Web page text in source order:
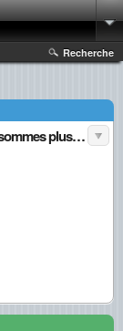
Recherche
Heureusement pour Boutin et Morano, nous ne sommes plus en Sarkozie